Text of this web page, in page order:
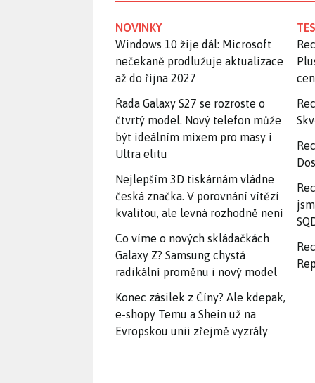
NOVINKY
Windows 10 žije dál: Microsoft
nečekaně prodlužuje aktualizace
až do října 2027
Řada Galaxy S27 se rozroste o
čtvrtý model. Nový telefon může
být ideálním mixem pro masy i
Ultra elitu
Nejlepším 3D tiskárnám vládne
česká značka. V porovnání vítězí
kvalitou, ale levná rozhodně není
Co víme o nových skládačkách
Galaxy Z? Samsung chystá
radikální proměnu i nový model
Konec zásilek z Číny? Ale kdepak,
e-shopy Temu a Shein už na
Evropskou unii zřejmě vyzrály